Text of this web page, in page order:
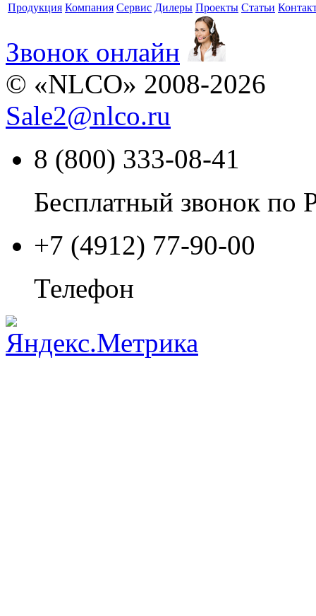
Продукция Компания Сервис Дилеры Проекты Статьи
Звонок онлайн
© «NLCO» 2008-2026
Sale2@nlco.ru
8 (800) 333-08-41
Бесплатный звонок по
+7 (4912) 77-90-00
Телефон